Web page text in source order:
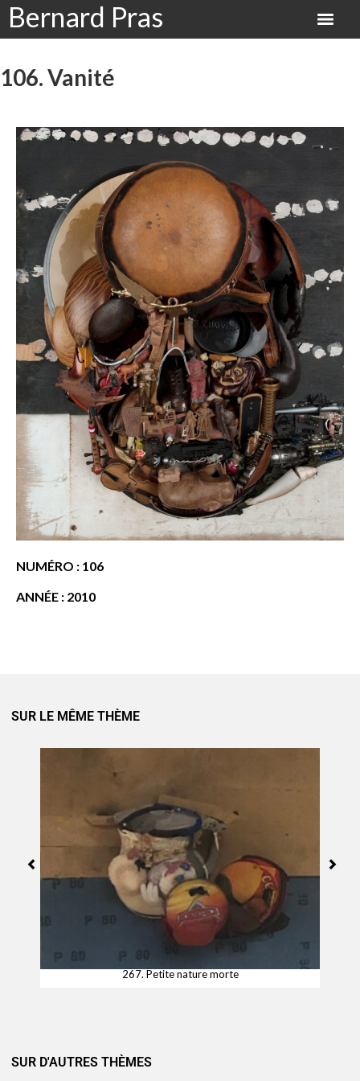
Bernard Pras
106. Vanité
NUMÉRO : 106
ANNÉE : 2010
SUR LE MÊME THÈME
267. Petite nature morte
SUR D'AUTRES THÈMES